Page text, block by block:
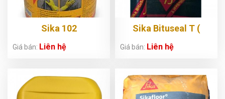
Sika 102
Giá bán: Liên hệ
Sika Bituseal T (
140MG)
Giá bán: Liên hệ